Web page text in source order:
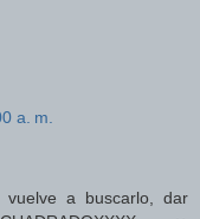
a. m.
a buscarlo, dar